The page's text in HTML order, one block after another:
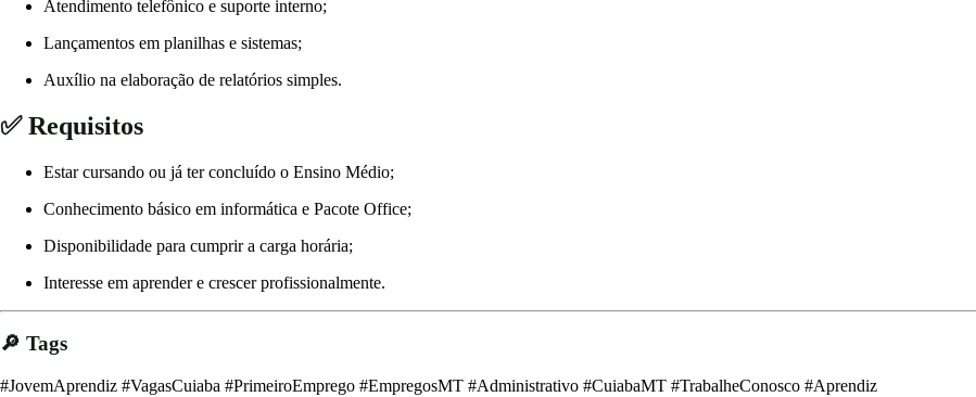
Atendimento telefônico e suporte interno;
Lançamentos em planilhas e sistemas;
Auxílio na elaboração de relatórios simples.
✅ Requisitos
Estar cursando ou já ter concluído o Ensino Médio;
Conhecimento básico em informática e Pacote Office;
Disponibilidade para cumprir a carga horária;
Interesse em aprender e crescer profissionalmente.
🔎 Tags
#JovemAprendiz #VagasCuiaba #PrimeiroEmprego #EmpregosMT #Administrativo #CuiabaMT #TrabalheConosco #Aprendiz